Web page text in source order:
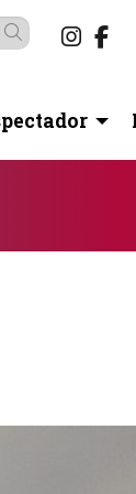
Link
Cercar